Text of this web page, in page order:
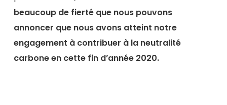
beaucoup de fierté que nous pouvons
annoncer que nous avons atteint notre
engagement à contribuer à la neutralité
carbone en cette fin d’année 2020.